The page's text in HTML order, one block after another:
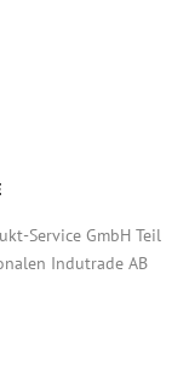
Service GmbH Teil
Indutrade AB